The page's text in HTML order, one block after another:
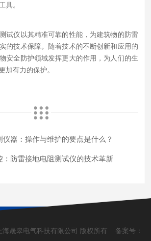
具。
仪以其精准可靠的性能，为建筑物的防雷
的技术保障。随着技术的不断创新和应用的
安全防护领域发挥更大的作用，为人们的生
加有力的保护。
仪器：操作与维护的要点是什么？
：防雷接地电阻测试仪的技术革新
晟皋电气科技有限公司 版权所有 备案号：